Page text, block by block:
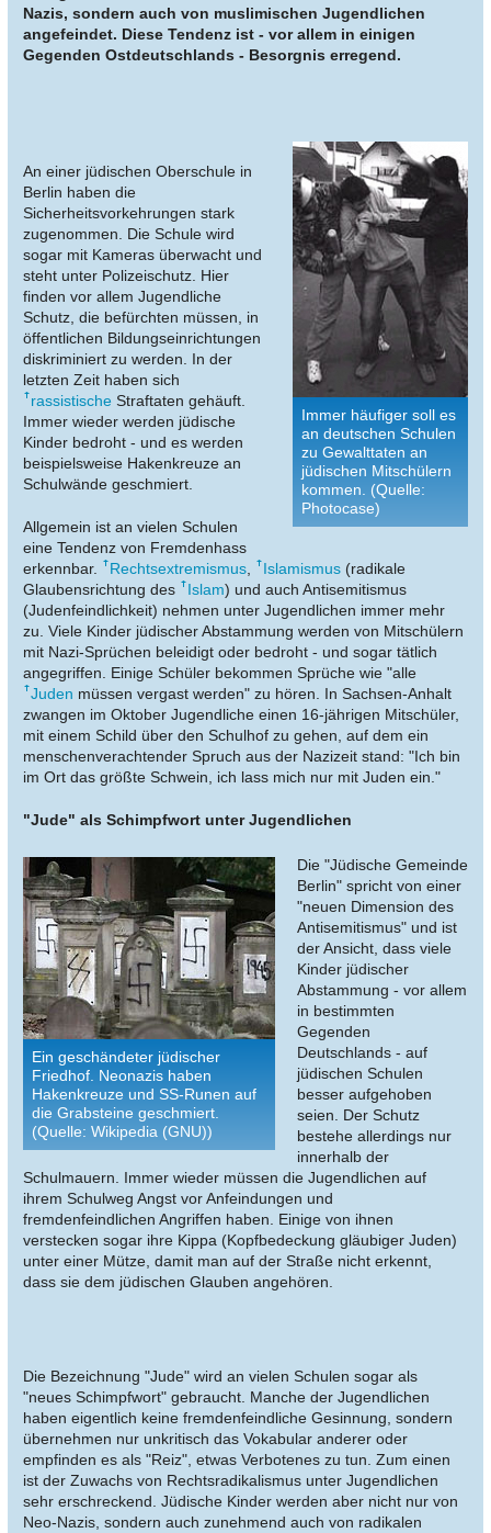
Nazis, sondern auch von muslimischen Jugendlichen
angefeindet. Diese Tendenz ist - vor allem in einigen
Gegenden Ostdeutschlands - Besorgnis erregend.
Immer häufiger soll es
an deutschen Schulen
zu Gewalttaten an
jüdischen Mitschülern
kommen. (Quelle:
Photocase)
An einer jüdischen Oberschule in
Berlin haben die
Sicherheitsvorkehrungen stark
zugenommen. Die Schule wird
sogar mit Kameras überwacht und
steht unter Polizeischutz. Hier
finden vor allem Jugendliche
Schutz, die befürchten müssen, in
öffentlichen Bildungseinrichtungen
diskriminiert zu werden. In der
letzten Zeit haben sich
rassistische Straftaten gehäuft.
Immer wieder werden jüdische
Kinder bedroht - und es werden
beispielsweise Hakenkreuze an
Schulwände geschmiert.
Allgemein ist an vielen Schulen
eine Tendenz von Fremdenhass
erkennbar.
Rechtsextremismus, Islamismus (radikale
Glaubensrichtung des
Islam) und auch Antisemitismus
(Judenfeindlichkeit) nehmen unter Jugendlichen immer mehr
zu. Viele Kinder jüdischer Abstammung werden von Mitschülern
mit Nazi-Sprüchen beleidigt oder bedroht - und sogar tätlich
angegriffen. Einige Schüler bekommen Sprüche wie "alle
Juden müssen vergast werden" zu hören. In Sachsen-Anhalt
zwangen im Oktober Jugendliche einen 16-jährigen Mitschüler,
mit einem Schild über den Schulhof zu gehen, auf dem ein
menschenverachtender Spruch aus der Nazizeit stand: "Ich bin
im Ort das größte Schwein, ich lass mich nur mit Juden ein."
"Jude" als Schimpfwort unter Jugendlichen
Ein geschändeter jüdischer
Friedhof. Neonazis haben
Hakenkreuze und SS-Runen auf
die Grabsteine geschmiert.
(Quelle: Wikipedia (GNU))
Die "Jüdische Gemeinde
Berlin" spricht von einer
"neuen Dimension des
Antisemitismus" und ist
der Ansicht, dass viele
Kinder jüdischer
Abstammung - vor allem
in bestimmten
Gegenden
Deutschlands - auf
jüdischen Schulen
besser aufgehoben
seien. Der Schutz
bestehe allerdings nur
innerhalb der
Schulmauern. Immer wieder müssen die Jugendlichen auf
ihrem Schulweg Angst vor Anfeindungen und
fremdenfeindlichen Angriffen haben. Einige von ihnen
verstecken sogar ihre Kippa (Kopfbedeckung gläubiger Juden)
unter einer Mütze, damit man auf der Straße nicht erkennt,
dass sie dem jüdischen Glauben angehören.
Die Bezeichnung "Jude" wird an vielen Schulen sogar als
"neues Schimpfwort" gebraucht. Manche der Jugendlichen
haben eigentlich keine fremdenfeindliche Gesinnung, sondern
übernehmen nur unkritisch das Vokabular anderer oder
empfinden es als "Reiz", etwas Verbotenes zu tun. Zum einen
ist der Zuwachs von Rechtsradikalismus unter Jugendlichen
sehr erschreckend. Jüdische Kinder werden aber nicht nur von
Neo-Nazis, sondern auch zunehmend auch von radikalen